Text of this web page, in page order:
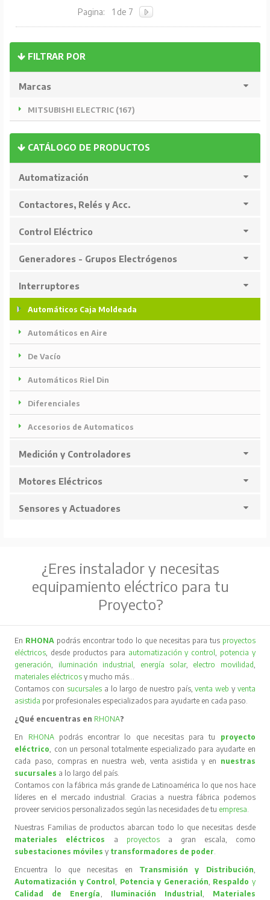
FILTRAR POR
Marcas
MITSUBISHI ELECTRIC (167)
CATÁLOGO DE PRODUCTOS
Automatización
Contactores, Relés y Acc.
Control Eléctrico
Generadores - Grupos Electrógenos
Interruptores
Automáticos Caja Moldeada
Automáticos en Aire
De Vacío
Automáticos Riel Din
Diferenciales
Accesorios de Automaticos
Medición y Controladores
Motores Eléctricos
Sensores y Actuadores
Pagina: 1 de 7
¿Eres instalador y necesitas
equipamiento eléctrico para tu
Proyecto?
En RHONA podrás encontrar todo lo que necesitas para tus proyectos
eléctricos , desde productos para automatización y control
potencia y
generación
iluminación industrial energía solar, electro movilidad
materiales eléctricos y mucho más…
Contamos con sucursales a lo largo de nuestro país,venta web y venta
asistida por profesionales especializados para ayudarte en cada paso.
¿Qué encuentras en RHONA?
En RHONA podrás encontrar lo que necesitas para tu proyecto
eléctrico , con un personal totalmente especializado para ayudarte en
cada paso, compras en nuestra web, venta asistida y en nuestras
sucursales a lo largo del país.
Contamos con la fábrica más grande de Latinoamérica lo que nos hace
líderes en el mercado industrial. Gracias a nuestra fábrica podemos
proveer servicios personalizados según las necesidades de tu empresa
Nuestras Familias de productos abarcan todo lo que necesitas desde
materiales eléctricos
a proyectos
a gran escala, como
subestaciones móvilesy transformadores de poder
Encuentra lo que necesitas en Transmisión y Distribución
Automatización y Control
Potencia y Generación Respaldo y
Calidad de Energía
Iluminación Industrial
Materiales